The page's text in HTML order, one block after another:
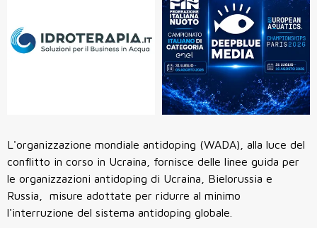
L'organizzazione mondiale antidoping (WADA), alla luce del
conflitto in corso in Ucraina, fornisce delle linee guida per
le organizzazioni antidoping di Ucraina, Bielorussia e
Russia, misure adottate per ridurre al minimo
l'interruzione del sistema antidoping globale.